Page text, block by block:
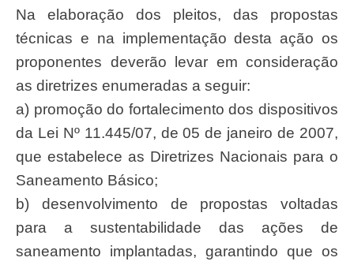
Na elaboração dos pleitos, das propostas
técnicas e na implementação desta ação os
proponentes deverão levar em consideração
as diretrizes enumeradas a seguir:
a) promoção do fortalecimento dos dispositivos
da Lei Nº 11.445/07, de 05 de janeiro de 2007,
que estabelece as Diretrizes Nacionais para o
Saneamento Básico;
b) desenvolvimento de propostas voltadas
para a sustentabilidade das ações de
saneamento implantadas, garantindo que os